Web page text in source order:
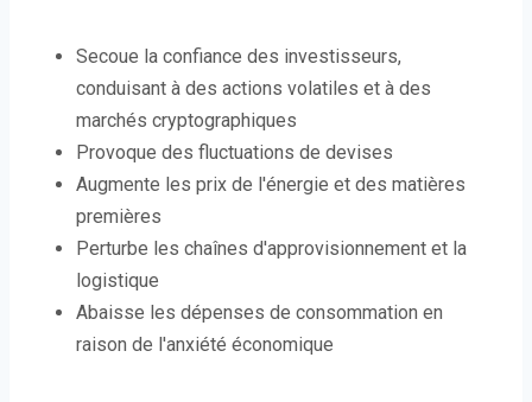
Secoue la confiance des investisseurs,
conduisant à des actions volatiles et à des
marchés cryptographiques
Provoque des fluctuations de devises
Augmente les prix de l'énergie et des matières
premières
Perturbe les chaînes d'approvisionnement et la
logistique
Abaisse les dépenses de consommation en
raison de l'anxiété économique